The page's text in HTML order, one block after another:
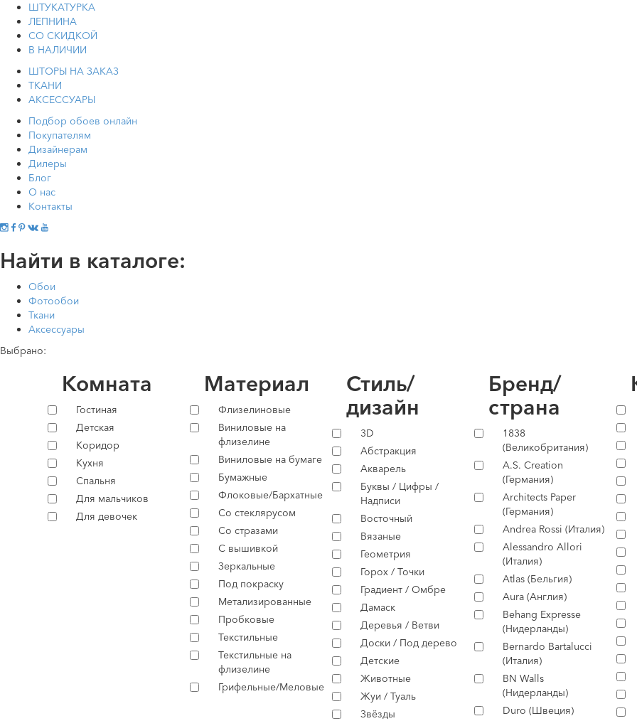
ШТУКАТУРКА
ЛЕПНИНА
СО СКИДКОЙ
В НАЛИЧИИ
ШТОРЫ НА ЗАКАЗ
ТКАНИ
АКСЕССУАРЫ
Подбор обоев онлайн
Покупателям
Дизайнерам
Дилеры
Блог
О нас
Контакты
Найти в каталоге:
Обои
Фотообои
Ткани
Аксессуары
Выбрано:
Комната
Гостиная
Детская
Коридор
Кухня
Спальня
Для мальчиков
Для девочек
Материал
Флизелиновые
Виниловые на
флизелине
Виниловые на бумаге
Бумажные
Флоковые/Бархатные
Со стеклярусом
Со стразами
С вышивкой
Зеркальные
Под покраску
Метализированные
Пробковые
Текстильные
Текстильные на
флизелине
Грифельные/Меловые
Стиль/
дизайн
3D
Абстракция
Акварель
Буквы / Цифры /
Надписи
Восточный
Вязаные
Геометрия
Горох / Точки
Градиент / Омбре
Дамаск
Деревья / Ветви
Доски / Под дерево
Детские
Животные
Жуи / Туаль
Звёзды
Бренд/
страна
1838
(Великобритания)
A.S. Creation
(Германия)
Architects Paper
(Германия)
Andrea Rossi (Италия)
Alessandro Allori
(Италия)
Atlas (Бельгия)
Aura (Англия)
Behang Expresse
(Нидерланды)
Bernardo Bartalucci
(Италия)
BN Walls
(Нидерланды)
Duro (Швеция)